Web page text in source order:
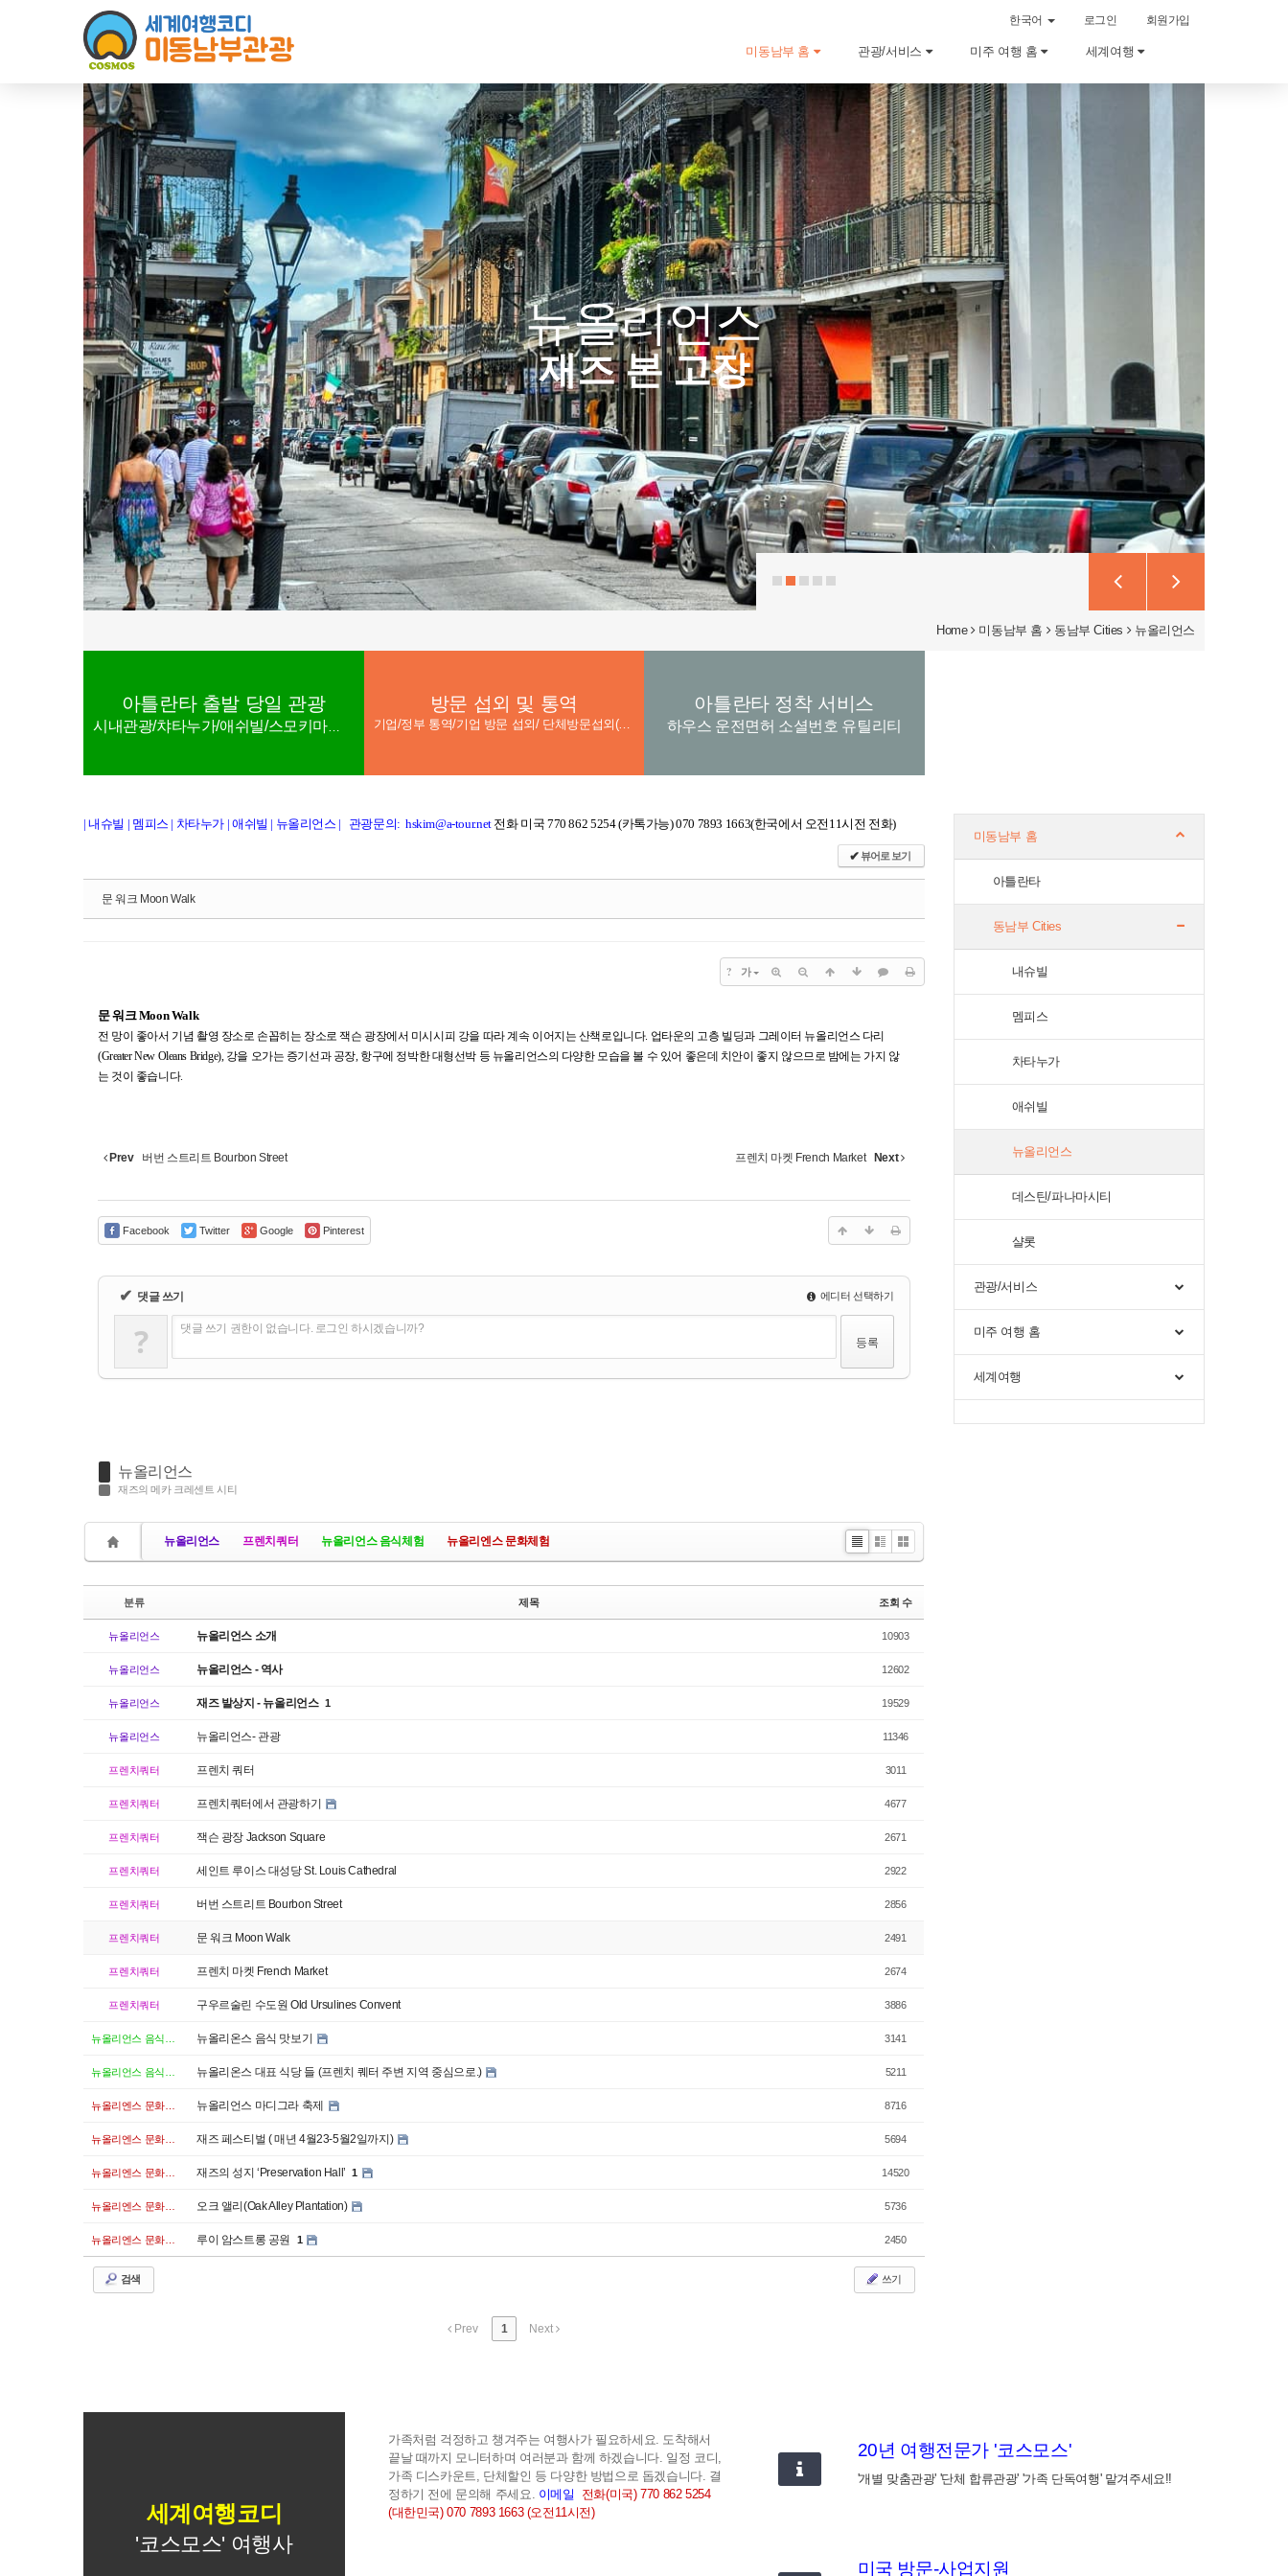
한국어 로그인 회원가입
미동남부 홈 관광/서비스 미주 여행 홈 세계여행
뉴올리언스
재즈 본 고장
Home 미동남부 홈 동남부 Cities 뉴올리언스
아틀란타 출발 당일 관광
시내관광/챠타누가/애쉬빌/스모키마운튼
방문 섭외 및 통역
기업/정부 통역/기업 방문 섭외/ 단체방문섭외(호텔,차량 지원) th) 통역지원 6. 학교, 병원 방문 통역 /병원
아틀란타 정착 서비스
하우스 운전면허 소셜번호 유틸리티
미동남부 홈
아틀란타
동남부 Cities
내슈빌
멤피스
차타누가
애쉬빌
뉴올리언스
데스틴/파나마시티
샬롯
관광/서비스
미주 여행 홈
세계여행
| 내슈빌 | 멤피스 | 차타누가 | 애쉬빌 | 뉴올리언스 | 관광문의: hskim@a-tour.net 전화 미국 770 862 5254 (카톡가능) 070 7893 1663(한국에서 오전11시전 전화)
✔ 뷰어로 보기
문 워크 Moon Walk
? 가
문 워크 Moon Walk
전 망이 좋아서 기념 촬영 장소로 손꼽히는 장소로 잭슨 광장에서 미시시피 강을 따라 계속 이어지는 산책로입니다. 업타운의 고층 빌딩과 그레이터 뉴올리언스 다리
(Greater New Oleans Bridge), 강을 오가는 증기선과 공장, 항구에 정박한 대형선박 등 뉴올리언스의 다양한 모습을 볼 수 있어 좋은데 치안이 좋지 않으므로 밤에는 가지 않
는 것이 좋습니다.
Prev 버번 스트리트 Bourbon Street 프렌치 마켓 French Market Next
Facebook Twitter Google Pinterest
✔ 댓글 쓰기 에디터 선택하기
? 댓글 쓰기 권한이 없습니다. 로그인 하시겠습니까?
뉴올리언스
재즈의 메카 크레센트 시티
뉴올리언스 프렌치쿼터 뉴올리언스 음식체험
뉴올리엔스 문화체험
Li
Zi
e
G
le
r
분류 제목 조회 수
뉴올리언스 뉴올리언스 소개 10903
뉴올리언스 뉴올리언스 - 역사 12602
뉴올리언스 재즈 발상지 - 뉴올리언스 1 19529
뉴올리언스 뉴올리언스- 관광 11346
프렌치쿼터 프렌치 쿼터 3011
프렌치쿼터 프렌치쿼터에서 관광하기 4677
프렌치쿼터 잭슨 광장 Jackson Square 2671
프렌치쿼터 세인트 루이스 대성당 St. Louis Cathedral 2922
프렌치쿼터 버번 스트리트 Bourbon Street 2856
프렌치쿼터 문 워크 Moon Walk 2491
프렌치쿼터 프렌치 마켓 French Market 2674
프렌치쿼터 구우르술린 수도원 Old Ursulines Convent 3886
뉴올리온스 음식 맛보기 3141
뉴올리온스 대표 식당 들 (프렌치 퀘터 주변 지역 중심으로.) 5211
뉴올리엔스 문화체험 뉴올리언스 마디그라 축제 8716
뉴올리엔스 문화체험 재즈 페스티벌 ( 매년 4월23-5월2일까지) 5694
뉴올리엔스 문화체험 재즈의 성지 ‘Preservation Hall’ 1 14520
뉴올리엔스 문화체험 오크 앨리(Oak Alley Plantation) 5736
뉴올리엔스 문화체험 루이 암스트롱 공원 1 2450
검색 쓰기
Prev 1 Next
세계여행코디
'코스모스' 여행사
가족처럼 걱정하고 챙겨주는 여행사가 필요하세요. 도착해서
끝날 때까지 모니터하며 여러분과 함께 하겠습니다. 일정 코디,
가족 디스카운트, 단체할인 등 다양한 방법으로 돕겠습니다. 결
정하기 전에 문의해 주세요. 이메일
전화(미국) 770 862 5254
(대한민국) 070 7893 1663 (오전11시전)
20년 여행전문가 '코스모스'
'개별 맞춤관광' '단체 합류관광' '가족 단독여행' 맡겨주세요!!
미국 방문-사업지원